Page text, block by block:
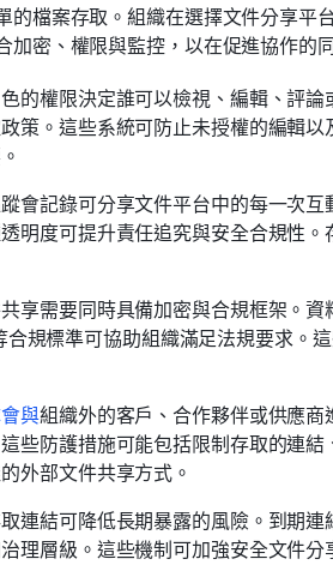
的檔案存取。組織在選擇文件分享平
密、權限與監控，以在促進協作的
的權限決定誰可以檢視、編輯、評
策。這些系統可防止未授權的編輯
會記錄可分享文件平台中的每一次互
明度可提升責任追究與安全合規性
享需要同時具備加密與合規框架。
合規標準可協助組織滿足法規要求。
與組織外的客戶、合作夥伴或供應
些防護措施可能包括限制存取的連
外部文件共享方式。
連結可降低長期暴露的風險。到期
理層級。這些機制可加強安全文件分